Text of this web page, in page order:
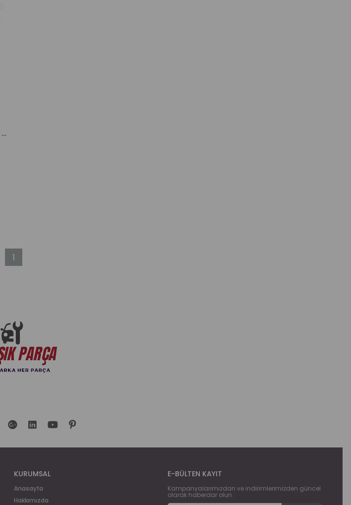
SALINCAK FOCUS III 10-18 ROTİLLİ SAC ÖN ALT SOL
1
KURUMSAL
Anasayfa
Hakkımızda
E-BÜLTEN KAYIT
Kampanyalarımızdan ve indirimlerimizden güncel
olarak haberdar olun.